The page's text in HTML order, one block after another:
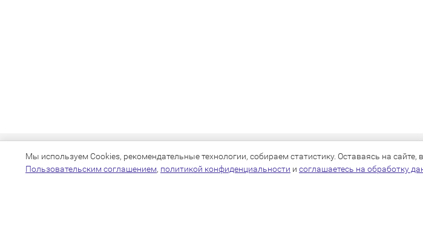
КАТАЛОГ
Для собак
Мы используем Cookies, рекомендательные технологии, собираем статистику. Оставаясь на
Пользовательским соглашением, политикой конфиденциальности и соглашаетесь на обработку